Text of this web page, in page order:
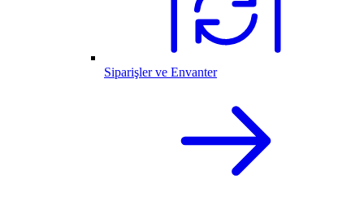
Siparişler ve Envanter